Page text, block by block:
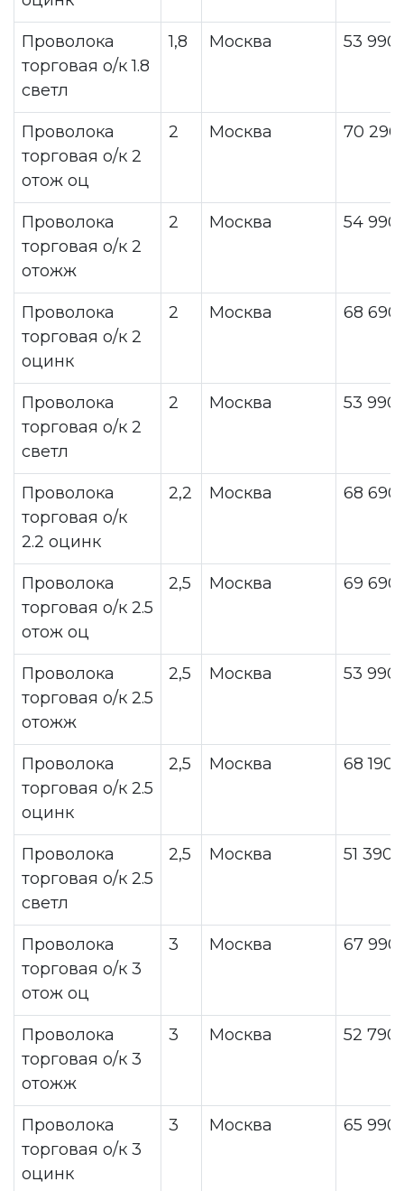
Проволока
торговая о/к 1.8
светл
1,8 Москва 53 990
Проволока
торговая о/к 2
отож оц
2 Москва 70 290
Проволока
торговая о/к 2
отожж
2 Москва 54 990
Проволока
торговая о/к 2
оцинк
2 Москва 68 690
Проволока
торговая о/к 2
светл
2 Москва 53 990
Проволока
торговая о/к
2.2 оцинк
2,2 Москва 68 690
Проволока
торговая о/к 2.5
отож оц
2,5 Москва 69 690
Проволока
торговая о/к 2.5
отожж
2,5 Москва 53 990
Проволока
торговая о/к 2.5
оцинк
2,5 Москва 68 190
Проволока
торговая о/к 2.5
светл
2,5 Москва 51 390
Проволока
торговая о/к 3
отож оц
3 Москва 67 990
Проволока
торговая о/к 3
отожж
3 Москва 52 790
Проволока
торговая о/к 3
оцинк
3 Москва 65 990